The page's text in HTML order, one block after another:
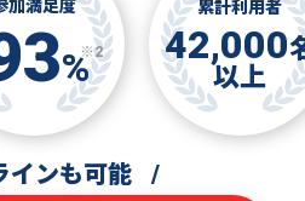
加満足度
%※2
累計利用者
42,000
以上
インも可能 /